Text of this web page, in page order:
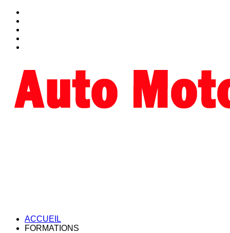
ACCUEIL
FORMATIONS